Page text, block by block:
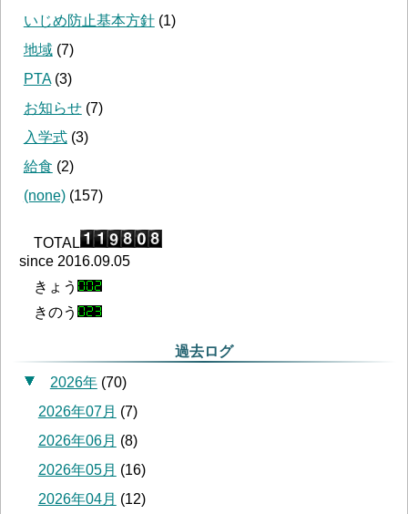
いじめ防止基本方針 (1)
地域 (7)
PTA (3)
お知らせ (7)
入学式 (3)
給食 (2)
(none) (157)
TOTAL
since 2016.09.05
きょう
きのう
過去ログ
2026年 (70)
2026年07月 (7)
2026年06月 (8)
2026年05月 (16)
2026年04月 (12)